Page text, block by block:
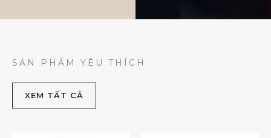
SẢN PHẨM YÊU THÍCH
XEM TẤT CẢ